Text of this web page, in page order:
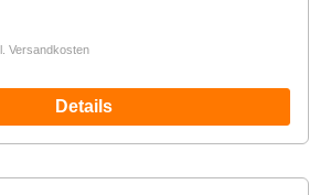
Versandkosten
Details